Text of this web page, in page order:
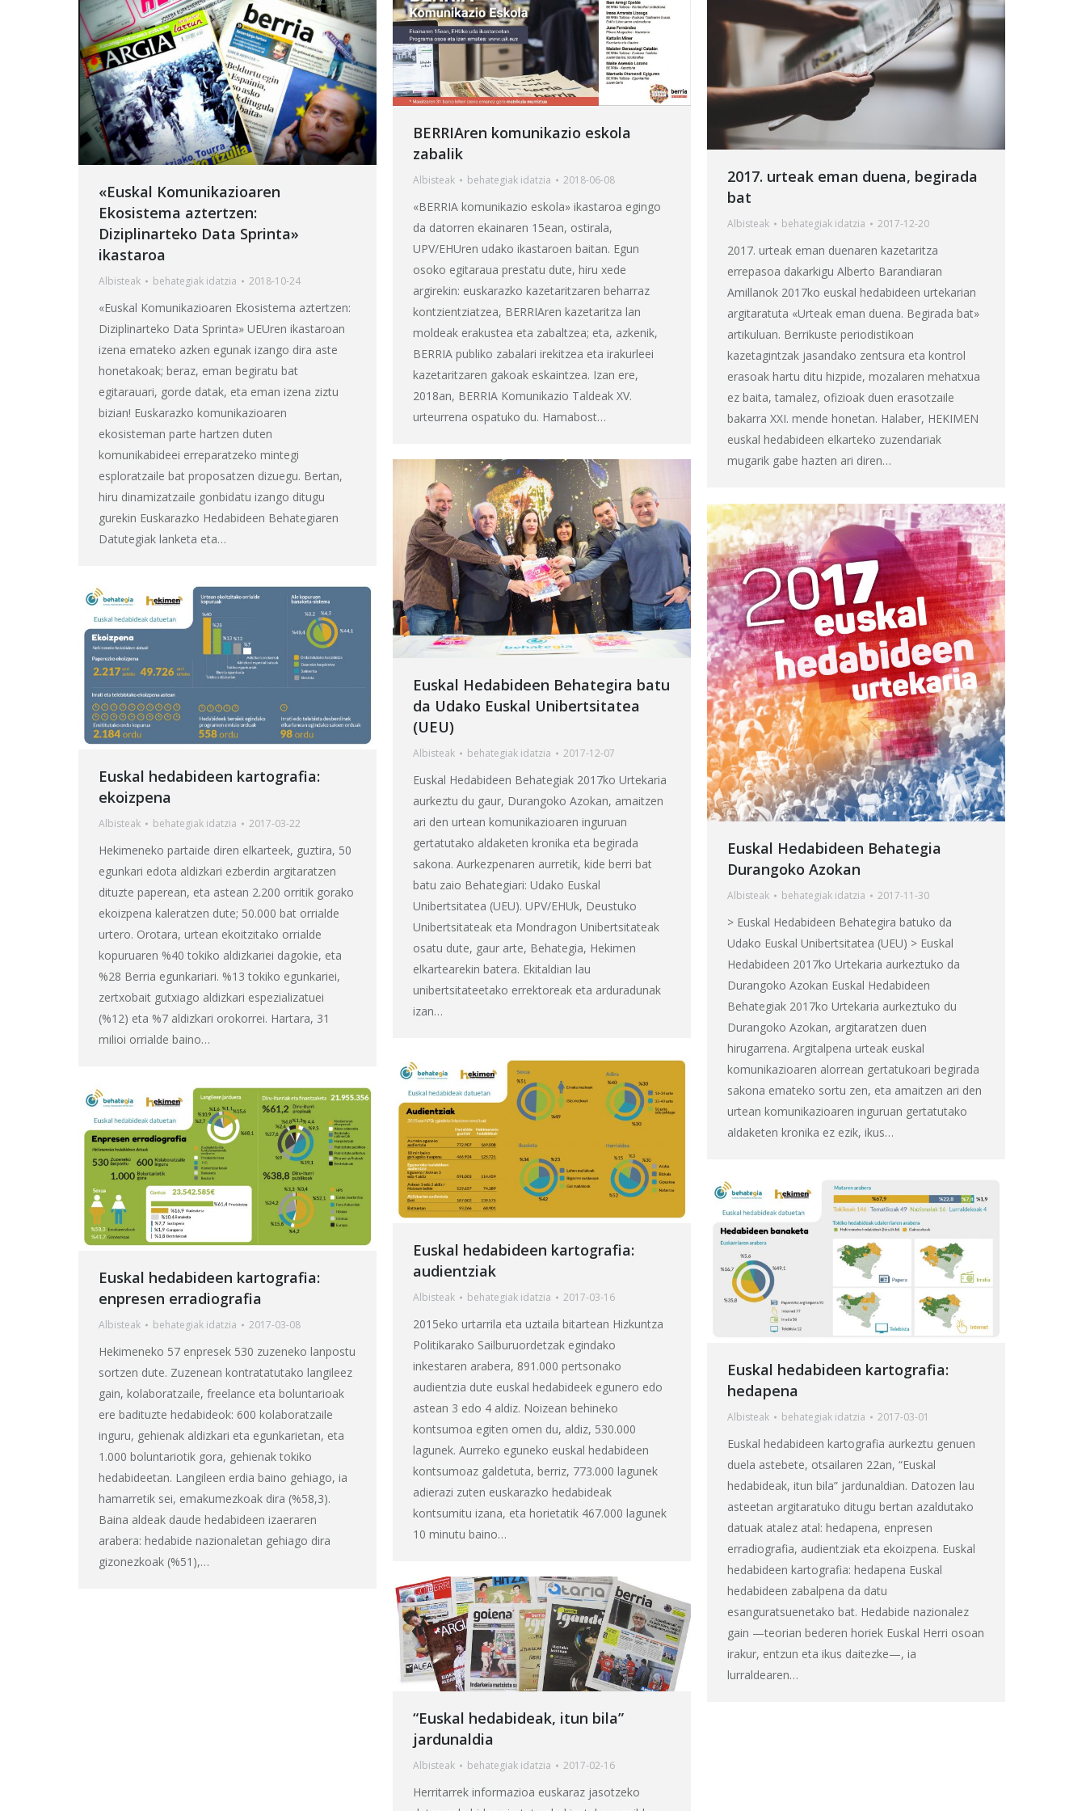
«Euskal Komunikazioaren
Ekosistema aztertzen:
Diziplinarteko Data Sprinta»
ikastaroa
Albisteak behategiak idatzia 2018-10-24
«Euskal Komunikazioaren Ekosistema aztertzen:
Diziplinarteko Data Sprinta» UEUren ikastaroan
izena emateko azken egunak izango dira aste
honetakoak; beraz, eman begiratu bat
egitarauari, gorde datak, eta eman izena ziztu
bizian! Euskarazko komunikazioaren
ekosisteman parte hartzen duten
komunikabideei erreparatzeko mintegi
esploratzaile bat proposatzen dizuegu. Bertan,
hiru dinamizatzaile gonbidatu izango ditugu
gurekin Euskarazko Hedabideen Behategiaren
Datutegiak lanketa eta…
BERRIAren komunikazio eskola
zabalik
Albisteak behategiak idatzia 2018-06-08
«BERRIA komunikazio eskola» ikastaroa egingo
da datorren ekainaren 15ean, ostirala,
UPV/EHUren udako ikastaroen baitan. Egun
osoko egitaraua prestatu dute, hiru xede
argirekin: euskarazko kazetaritzaren beharraz
kontzientziatzea, BERRIAren kazetaritza lan
moldeak erakustea eta zabaltzea; eta, azkenik,
BERRIA publiko zabalari irekitzea eta irakurleei
kazetaritzaren gakoak eskaintzea. Izan ere,
2018an, BERRIA Komunikazio Taldeak XV.
urteurrena ospatuko du. Hamabost…
2017. urteak eman duena, begirada
bat
Albisteak behategiak idatzia 2017-12-20
2017. urteak eman duenaren kazetaritza
errepasoa dakarkigu Alberto Barandiaran
Amillanok 2017ko euskal hedabideen urtekarian
argitaratuta «Urteak eman duena. Begirada bat»
artikuluan. Berrikuste periodistikoan
kazetagintzak jasandako zentsura eta kontrol
erasoak hartu ditu hizpide, mozalaren mehatxua
ez baita, tamalez, ofizioak duen erasotzaile
bakarra XXI. mende honetan. Halaber, HEKIMEN
euskal hedabideen elkarteko zuzendariak
mugarik gabe hazten ari diren…
Euskal Hedabideen Behategira batu
da Udako Euskal Unibertsitatea
(UEU)
Albisteak behategiak idatzia 2017-12-07
Euskal Hedabideen Behategiak 2017ko Urtekaria
aurkeztu du gaur, Durangoko Azokan, amaitzen
ari den urtean komunikazioaren inguruan
gertatutako aldaketen kronika eta begirada
sakona. Aurkezpenaren aurretik, kide berri bat
batu zaio Behategiari: Udako Euskal
Unibertsitatea (UEU). UPV/EHUk, Deustuko
Unibertsitateak eta Mondragon Unibertsitateak
osatu dute, gaur arte, Behategia, Hekimen
elkartearekin batera. Ekitaldian lau
unibertsitateetako errektoreak eta arduradunak
izan…
Euskal Hedabideen Behategia
Durangoko Azokan
Albisteak behategiak idatzia 2017-11-30
> Euskal Hedabideen Behategira batuko da
Udako Euskal Unibertsitatea (UEU) > Euskal
Hedabideen 2017ko Urtekaria aurkeztuko da
Durangoko Azokan Euskal Hedabideen
Behategiak 2017ko Urtekaria aurkeztuko du
Durangoko Azokan, argitaratzen duen
hirugarrena. Argitalpena urteak euskal
komunikazioaren alorrean gertatukoari begirada
sakona emateko sortu zen, eta amaitzen ari den
urtean komunikazioaren inguruan gertatutako
aldaketen kronika ez ezik, ikus…
Euskal hedabideen kartografia:
ekoizpena
Albisteak behategiak idatzia 2017-03-22
Hekimeneko partaide diren elkarteek, guztira, 50
egunkari edota aldizkari ezberdin argitaratzen
dituzte paperean, eta astean 2.200 orritik gorako
ekoizpena kaleratzen dute; 50.000 bat orrialde
urtero. Orotara, urtean ekoitzitako orrialde
kopuruaren %40 tokiko aldizkariei dagokie, eta
%28 Berria egunkariari. %13 tokiko egunkariei,
zertxobait gutxiago aldizkari espezializatuei
(%12) eta %7 aldizkari orokorrei. Hartara, 31
milioi orrialde baino…
Euskal hedabideen kartografia:
audientziak
Albisteak behategiak idatzia 2017-03-16
2015eko urtarrila eta uztaila bitartean Hizkuntza
Politikarako Sailburuordetzak egindako
inkestaren arabera, 891.000 pertsonako
audientzia dute euskal hedabideek egunero edo
astean 3 edo 4 aldiz. Noizean behineko
kontsumoa egiten omen du, aldiz, 530.000
lagunek. Aurreko eguneko euskal hedabideen
kontsumoaz galdetuta, berriz, 773.000 lagunek
adierazi zuten euskarazko hedabideak
kontsumitu izana, eta horietatik 467.000 lagunek
10 minutu baino…
Euskal hedabideen kartografia:
enpresen erradiografia
Albisteak behategiak idatzia 2017-03-08
Hekimeneko 57 enpresek 530 zuzeneko lanpostu
sortzen dute. Zuzenean kontratatutako langileez
gain, kolaboratzaile, freelance eta boluntarioak
ere badituzte hedabideok: 600 kolaboratzaile
inguru, gehienak aldizkari eta egunkarietan, eta
1.000 boluntariotik gora, gehienak tokiko
hedabideetan. Langileen erdia baino gehiago, ia
hamarretik sei, emakumezkoak dira (%58,3).
Baina aldeak daude hedabideen izaeraren
arabera: hedabide nazionaletan gehiago dira
gizonezkoak (%51),…
Euskal hedabideen kartografia:
hedapena
Albisteak behategiak idatzia 2017-03-01
Euskal hedabideen kartografia aurkeztu genuen
duela astebete, otsailaren 22an, “Euskal
hedabideak, itun bila” jardunaldian. Datozen lau
asteetan argitaratuko ditugu bertan azaldutako
datuak atalez atal: hedapena, enpresen
erradiografia, audientziak eta ekoizpena. Euskal
hedabideen kartografia: hedapena Euskal
hedabideen zabalpena da datu
esanguratsuenetako bat. Hedabide nazionalez
gain —teorian bederen horiek Euskal Herri osoan
irakur, entzun eta ikus daitezke—, ia
lurraldearen…
“Euskal hedabideak, itun bila”
jardunaldia
Albisteak behategiak idatzia 2017-02-16
Herritarrek informazioa euskaraz jasotzeko